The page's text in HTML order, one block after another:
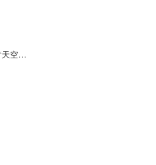
Over the Rainbow (“天空上尉与明日世界”电影插曲)